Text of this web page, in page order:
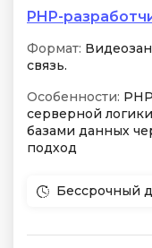
PHP-
Формат:
связь.
Особенности:
серверной
базами данных
подход
Бессрочный